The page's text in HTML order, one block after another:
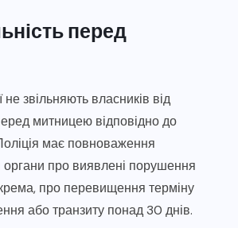
перед
звільняють власників від
митницею відповідно до
має повноваження
органи про виявлені порушення
про перевищення терміну
або транзиту понад 30 днів.